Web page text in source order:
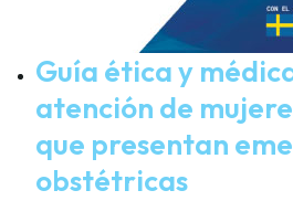
Guía ética y
atención de
que presentan
obstétricas